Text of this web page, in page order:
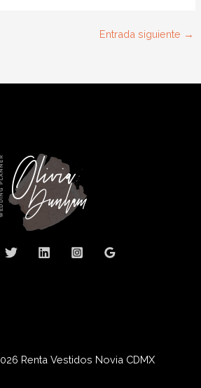
Entrada siguiente →
Renta Vestidos Novia CDMX